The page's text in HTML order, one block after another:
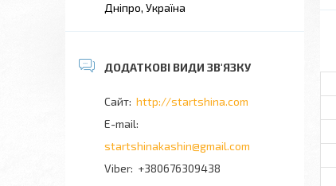
Дніпро, Україна
http://startshina.com
startshinakashin@gmail.com
+380676309438